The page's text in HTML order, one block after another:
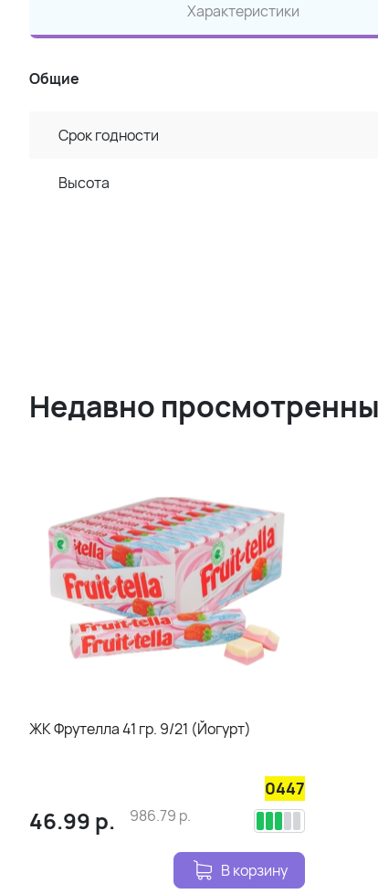
Характеристики
Общие
Срок годности
Высота
Недавно
ЖК Фрутелла 41 гр. 9/21 (Йогурт)
0447
46.99 р. 986.79 р.
В корзину